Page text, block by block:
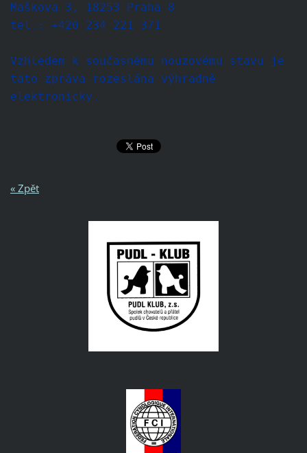
Maškova 3, 18253 Praha 8
tel.: +420 234 221 371
Vzhledem k současnému nouzovému stavu je
tato zpráva rozeslána výhradně
elektronicky.
« Zpět